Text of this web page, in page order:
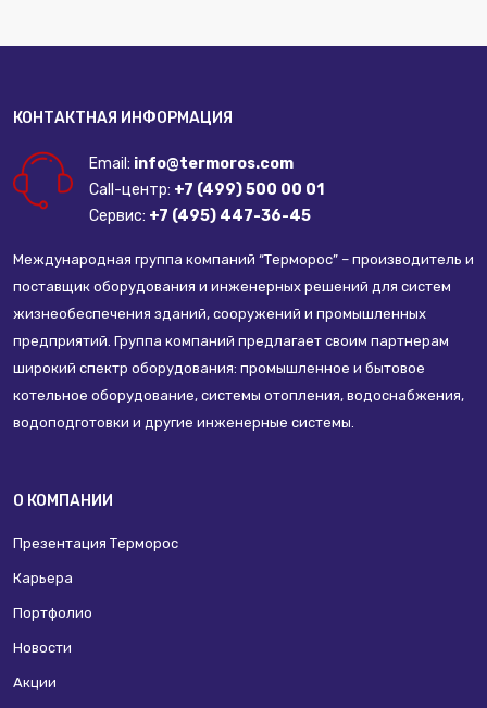
КОНТАКТНАЯ ИНФОРМАЦИЯ
Email: info@termoros.com
Call-центр: +7 (499) 500 00 01
Сервис: +7 (495) 447-36-45
Международная группа компаний “Терморос” – производитель и
поставщик оборудования и инженерных решений для систем
жизнеобеспечения зданий, сооружений и промышленных
предприятий. Группа компаний предлагает своим партнерам
широкий спектр оборудования: промышленное и бытовое
котельное оборудование, системы отопления, водоснабжения,
водоподготовки и другие инженерные системы.
О КОМПАНИИ
Презентация Терморос
Карьера
Портфолио
Новости
Акции